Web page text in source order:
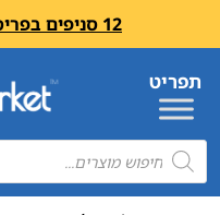
12 סניפים בפריסה ארצית – בואו לבקר